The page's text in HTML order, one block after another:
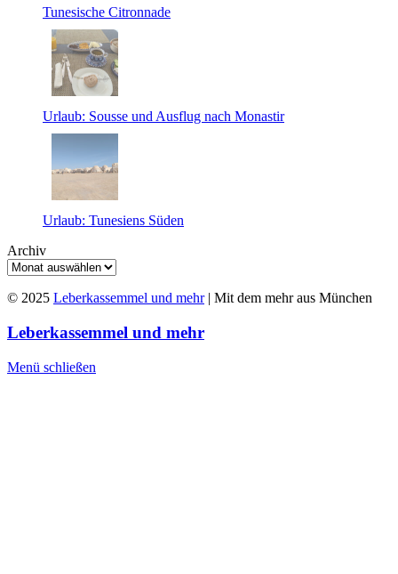
Tunesische Citronnade
Urlaub: Sousse und Ausflug nach Monastir
Urlaub: Tunesiens Süden
Archiv
© 2025 Leberkassemmel und mehr| Mit dem mehr aus München
Leberkassemmel und mehr
Menü schließen